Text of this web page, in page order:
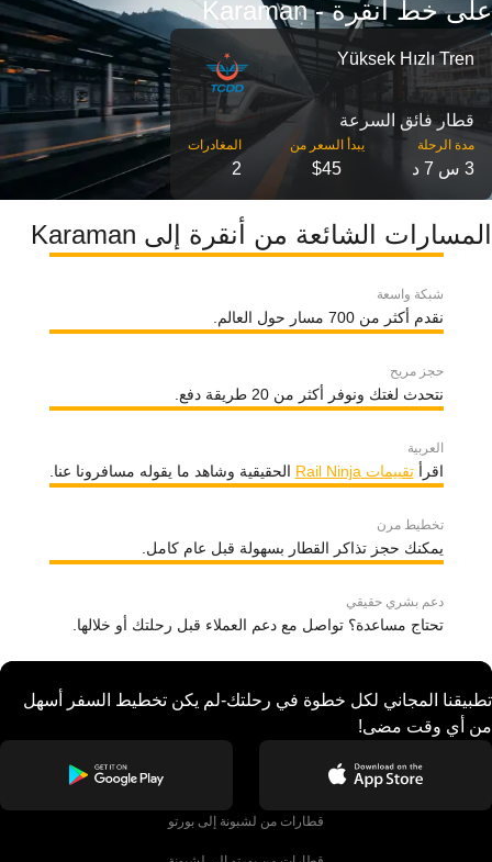
على خط أنقرة - Karaman
Yüksek Hızlı Tren
قطار فائق السرعة
مدة الرحلة
3 س 7 د
‎يبدأ السعر من
$45
2
المسارات الشائعة من أنقرة إلى Karaman
شبكة واسعة
نقدم أكثر من 700 مسار حول العالم.
حجز مريح
نتحدث لغتك ونوفر أكثر من 20 طريقة دفع.
العربية
اقرأتقييمات Rail Ninja الحقيقية وشاهد ما يقوله مسافرونا عنا.
تخطيط مرن
يمكنك حجز تذاكر القطار بسهولة قبل عام كامل.
دعم بشري حقيقي
تحتاج مساعدة؟ تواصل مع دعم العملاء قبل رحلتك أو خلالها.
تطبيقنا المجاني لكل خطوة في رحلتك-لم يكن تخطيط السفر أسهل
من أي وقت مضى!
قطارات من لشبونة إلى بورتو